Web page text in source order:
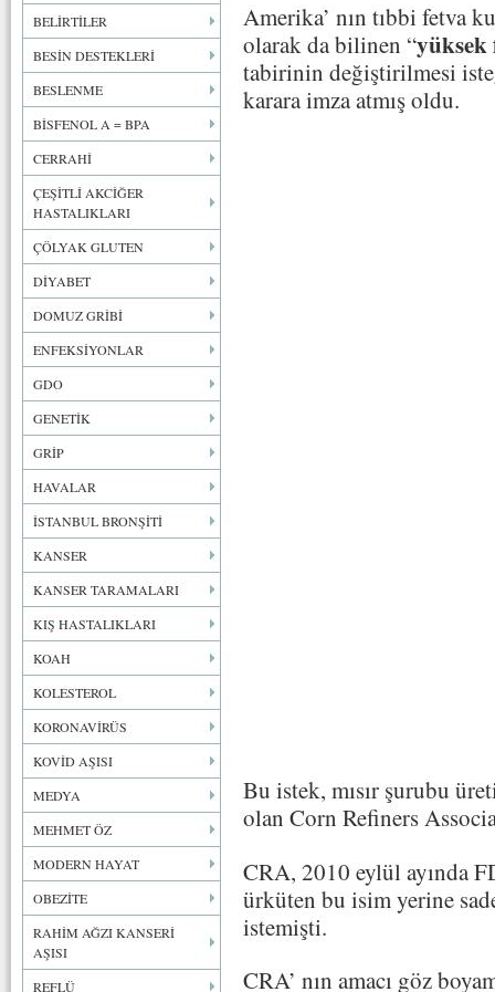
BELİRTİLER
BESİN DESTEKLERİ
BESLENME
BİSFENOL A = BPA
CERRAHİ
ÇEŞİTLİ AKCİĞER
HASTALIKLARI
ÇÖLYAK GLUTEN
DİYABET
DOMUZ GRİBİ
ENFEKSİYONLAR
GDO
GENETİK
GRİP
HAVALAR
İSTANBUL BRONŞİTİ
KANSER
KANSER TARAMALARI
KIŞ HASTALIKLARI
KOAH
KOLESTEROL
KORONAVİRÜS
KOVİD AŞISI
MEDYA
MEHMET ÖZ
MODERN HAYAT
OBEZİTE
RAHİM AĞZI KANSERİ
AŞISI
REFLÜ
Amerika’ nın tıbbi fetva
olarak da bilinen “yüksek
tabirinin değiştirilmesi
karara imza atmış oldu.
Bu istek, mısır şurubu
olan Corn Refiners
CRA, 2010 eylül ayında
ürküten bu isim yerine
istemişti.
CRA’ nın amacı göz